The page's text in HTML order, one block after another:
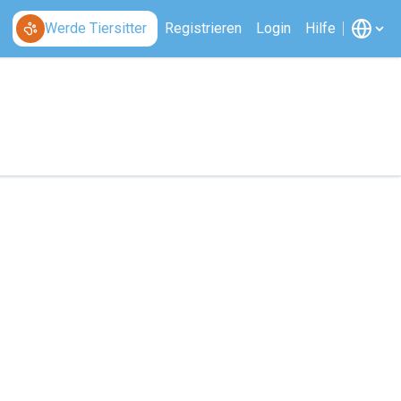
Werde Tiersitter Registrieren Login Hilfe